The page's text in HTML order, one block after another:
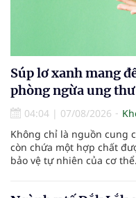
Súp lơ xanh mang
phòng ngừa ung thư
04:04 | 07/08/2026
Không chỉ là nguồn cung
còn chứa một hợp chất
bảo vệ tự nhiên của cơ